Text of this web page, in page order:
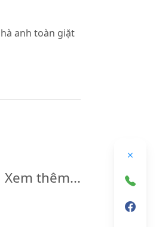
anh toàn giặt
Xem thêm...